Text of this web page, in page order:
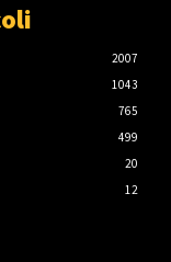
2007
1043
765
499
20
12